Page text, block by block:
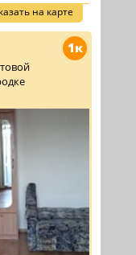
на карте
1к